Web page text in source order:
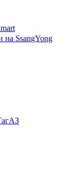
на SsangYong